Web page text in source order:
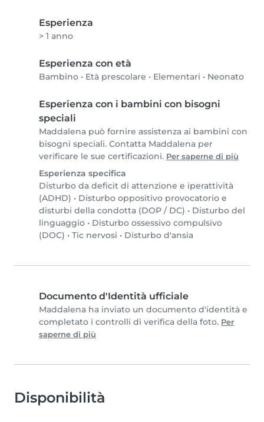
Esperienza
> 1 anno
Esperienza con età
Bambino • Età prescolare • Elementari • Neonato
Esperienza con i bambini con bisogni
speciali
Maddalena può fornire assistenza ai bambini con
bisogni speciali. Contatta Maddalena per
verificare le sue certificazioni. Per saperne di più
Esperienza specifica
Disturbo da deficit di attenzione e iperattività
(ADHD) • Disturbo oppositivo provocatorio e
disturbi della condotta (DOP / DC) • Disturbo del
linguaggio • Disturbo ossessivo compulsivo
(DOC) • Tic nervosi • Disturbo d'ansia
Documento d'Identità ufficiale
Maddalena ha inviato un documento d'identità e
completato i controlli di verifica della foto. Per
saperne di più
Disponibilità